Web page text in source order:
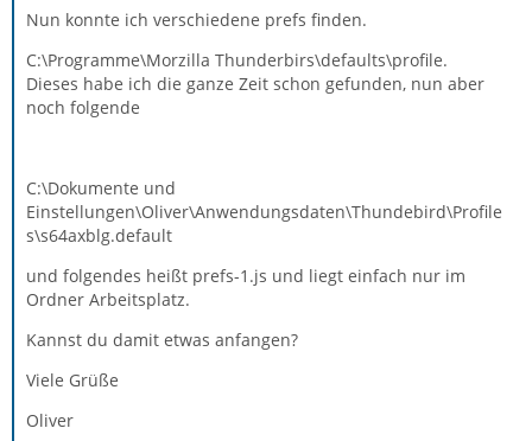
Nun konnte ich verschiedene prefs finden.
C:\Programme\Morzilla Thunderbirs\defaults\profile.
Dieses habe ich die ganze Zeit schon gefunden, nun aber
noch folgende
C:\Dokumente und
Einstellungen\Oliver\Anwendungsdaten\Thundebird\Profile
s\s64axblg.default
und folgendes heißt prefs-1.js und liegt einfach nur im
Ordner Arbeitsplatz.
Kannst du damit etwas anfangen?
Viele Grüße
Oliver